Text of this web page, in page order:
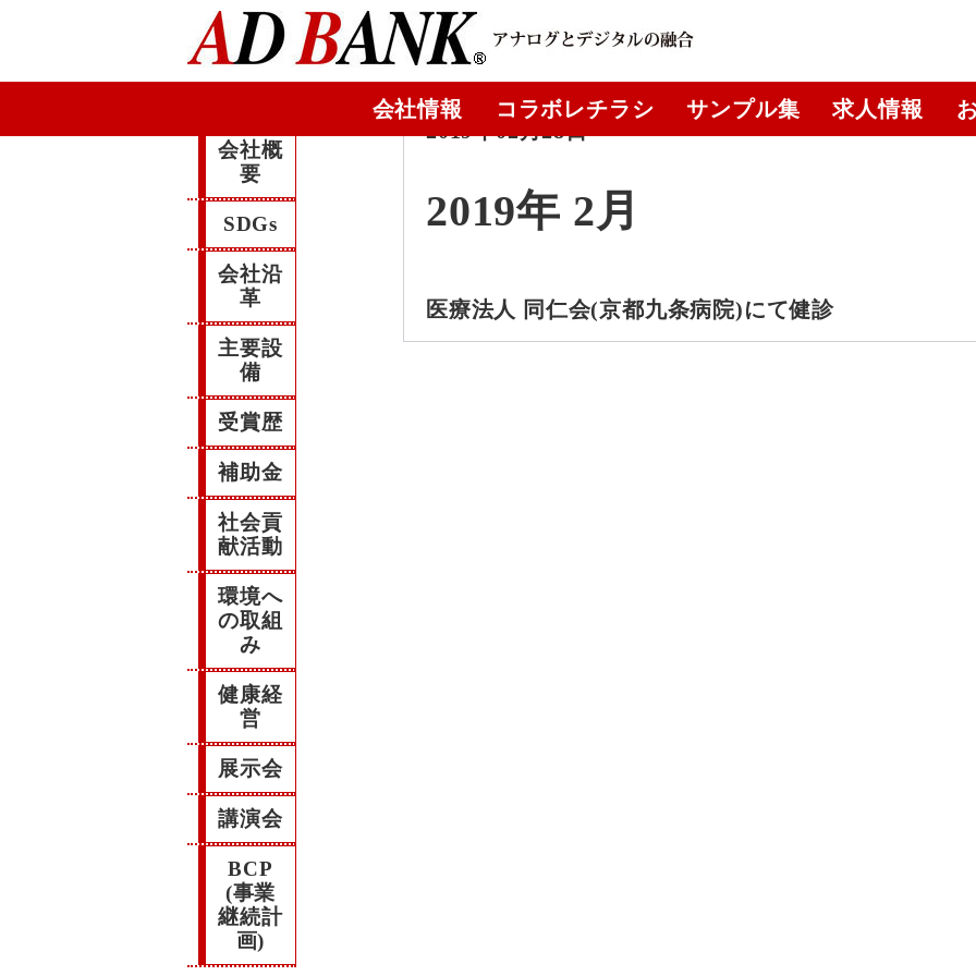
会社情報 コラボレチラシ サンプル集 求人情報
会社概
要
SDGs
会社沿
革
主要設
備
受賞歴
補助金
社会貢
献活動
環境へ
の取組
み
健康経
営
展示会
講演会
BCP
(事業
継続計
画)
2019年02月28日
2019年 2月
医療法人 同仁会(京都九条病院)にて健診